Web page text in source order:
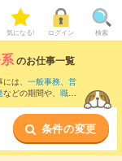
気になる! ログイン 検索
のお仕事一覧
は、 一般事務、 営
などの期間や、 職種
条件の変更